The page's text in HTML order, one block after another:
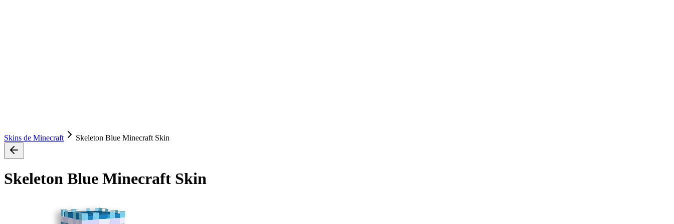
Skins de Minecraft Skeleton Blue Minecraft Skin
Skeleton Blue Minecraft Skin